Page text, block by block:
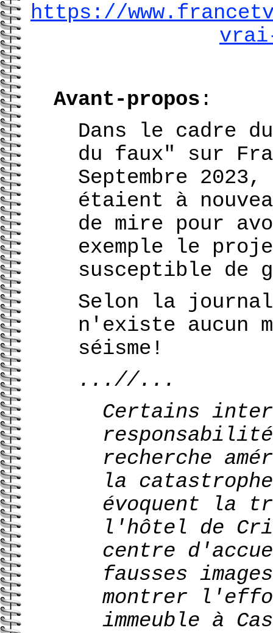
https://
Avant-propos :
Dans le cadre
du faux" sur
Septembre
étaient à
de mire pour
exemple le
susceptible de
Selon la
n'existe aucun
séisme!
...//...
Certains
responsabilité
recherche
la
évoquent la
l'hôtel de
centre
fausses
montrer
immeuble à